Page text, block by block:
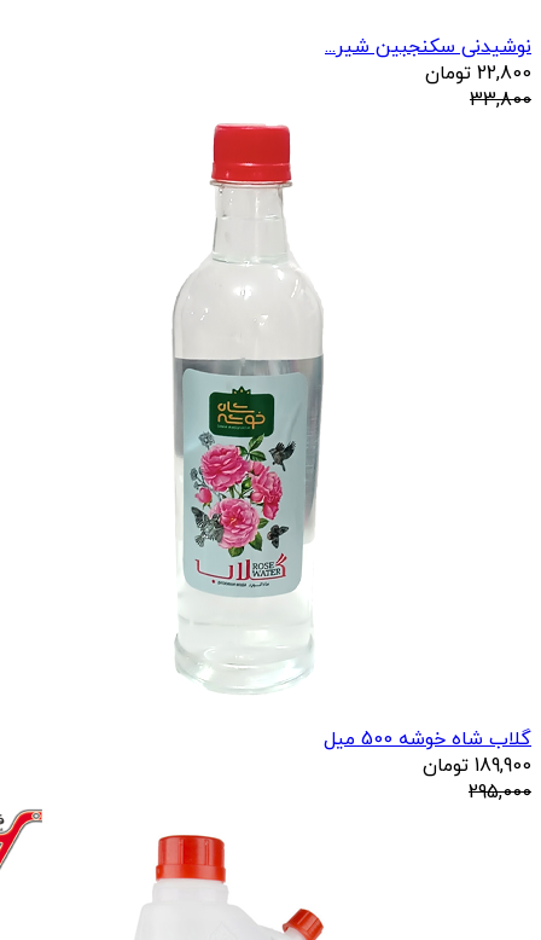
نوشیدنی سکنجبین شیر...
22,800 تومان
33,800
گلاب شاه خوشه 500 میل
189,900 تومان
295,000